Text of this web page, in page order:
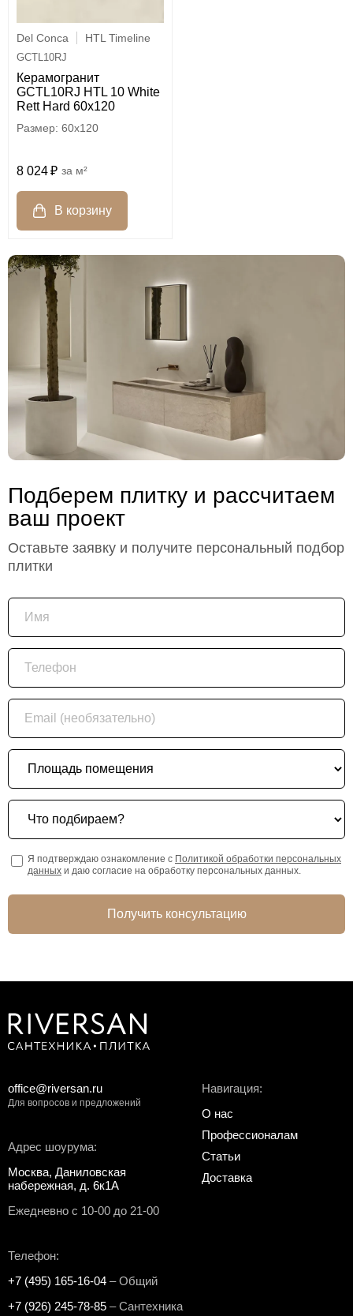
Del Conca HTL Timeline
GCTL10RJ
Керамогранит
GCTL10RJ HTL 10 White
Rett Hard 60x120
60x120
8 024 м²
Подберем плитку и рассчитаем
ваш проект
Оставьте заявку и получите персональный подбор
плитки
Имя
Телефон
Email (необязательно)
Площадь помещения
Что подбираем?
Я подтверждаю ознакомление с Политикой обработки персональных
данных и даю согласие на обработку персональных данных.
Получить консультацию
Адрес шоурума:
Москва, Даниловская
набережная, д. 6к1А
Ежедневно с 10-00 до 21-00
Телефон:
+7 (495) 165-16-04 – Общий
+7 (926) 245-78-85 – Сантехника
Навигация:
О нас
Профессионалам
Статьи
Доставка
office@riversan.ru
Для вопросов и предложений